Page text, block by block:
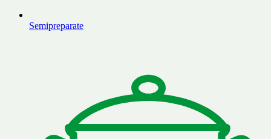
Semipreparate